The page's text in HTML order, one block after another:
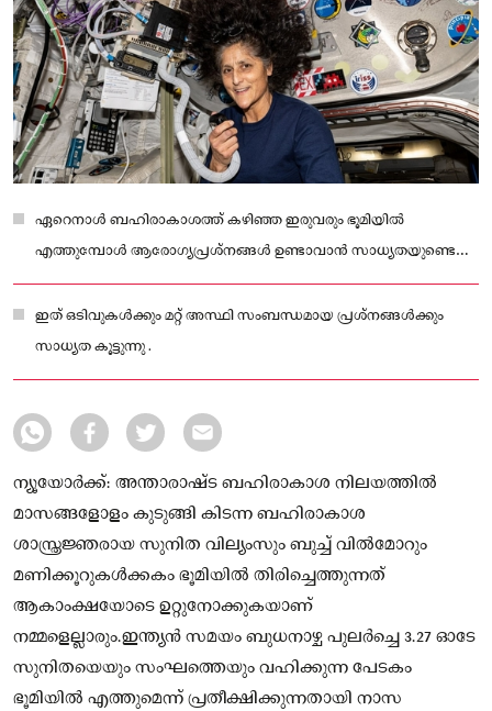
ഏറെനാള്‍ ബഹിരാകാശത്ത് കഴിഞ്ഞ ഇരുവരും ഭൂമിയില്‍
എത്തുമ്പോള്‍ ആരോഗ്യപ്രശ്‌നങ്ങള്‍ ഉണ്ടാവാന്‍ സാധ്യതയുണ്ടെന്ന്
ആരോഗ്യവിദഗ്ധര്‍ ആശങ്ക രേഖപ്പെടുത്തി.
ഇത് ഒടിവുകള്‍ക്കും മറ്റ് അസ്ഥി സംബന്ധമായ പ്രശ്‌നങ്ങള്‍ക്കും
സാധ്യത കൂട്ടുന്നു .
ന്യൂയോര്‍ക്ക്: അന്താരാഷ്ട ബഹിരാകാശ നിലയത്തില്‍
മാസങ്ങളോളം കുടുങ്ങി കിടന്ന ബഹിരാകാശ
ശാസ്ത്രജ്ഞരായ സുനിത വില്യംസും ബുച്ച് വില്‍മോറും
മണിക്കൂറുകള്‍ക്കകം ഭൂമിയില്‍ തിരിച്ചെത്തുന്നത്
ആകാംക്ഷയോടെ ഉറ്റുനോക്കുകയാണ്
നമ്മളെല്ലാരും.ഇന്ത്യന്‍ സമയം ബുധനാഴ്ച പുലര്‍ച്ചെ 3.27 ഓടേ
സുനിതയെയും സംഘത്തെയും വഹിക്കുന്ന പേടകം
ഭൂമിയില്‍ എത്തുമെന്ന് പ്രതീക്ഷിക്കുന്നതായി നാസ